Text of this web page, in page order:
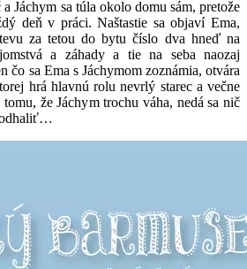
Jáchym sa túla okolo domu sám, pretože
deň v práci. Naštastie sa objaví Ema,
za tetou do bytu číslo dva hneď na
a záhady a tie na seba naozaj
čo sa Ema s Jáchymom zoznámia, otvára
hrá hlavnú rolu nevrlý starec a večne
že Jáchym trochu váha, nedá sa nič
odhaliť…